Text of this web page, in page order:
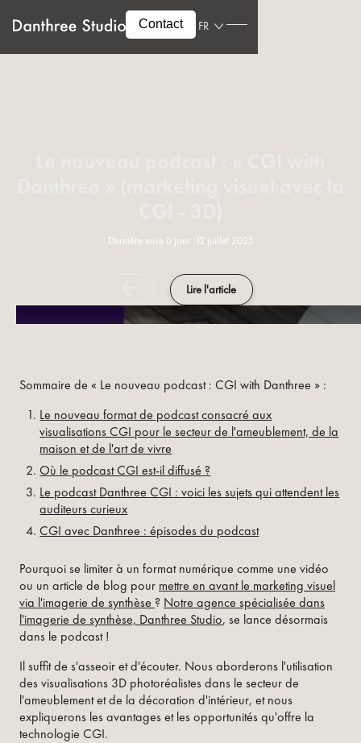
Contact FR
Dernière mise à jour :12 juillet 2025
Lire l'article
Sommaire de « Le nouveau podcast : CGI with Danthree » :
Le nouveau format de podcast consacré aux
visualisations CGI pour le secteur de l'ameublement, de la
maison et de l'art de vivre
Où le podcast CGI est-il diffusé ?
Le podcast Danthree CGI : voici les sujets qui attendent les
auditeurs curieux
CGI avec Danthree : épisodes du podcast
Pourquoi se limiter à un format numérique comme une vidéo
ou un article de blog pour mettre en avant le marketing visuel
via l'imagerie de synthèse ? Notre agence spécialisée dans
l'imagerie de synthèse, Danthree Studio, se lance désormais
dans le podcast !
Il suffit de s'asseoir et d'écouter. Nous aborderons l'utilisation
des visualisations 3D photoréalistes dans le secteur de
l'ameublement et de la décoration d'intérieur, et nous
expliquerons les avantages et les opportunités qu'offre la
technologie CGI.